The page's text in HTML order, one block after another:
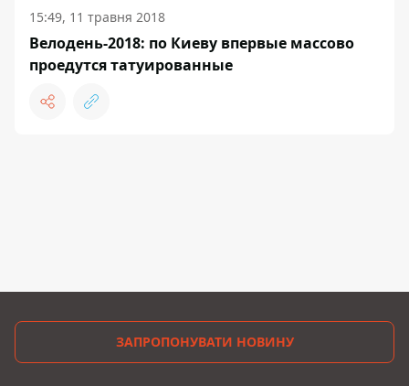
15:49, 11 травня 2018
Велодень-2018: по Киеву впервые массово
проедутся татуированные
ЗАПРОПОНУВАТИ НОВИНУ